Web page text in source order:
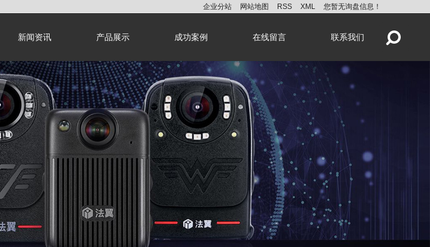
企业分站 网站地图 RSS XML 您暂无询盘信息！
新闻资讯 产品展示 成功案例 在线留言 联系我们